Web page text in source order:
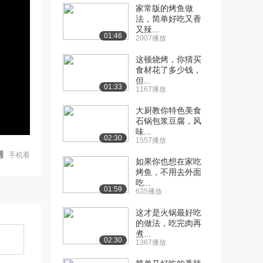
手机看
01:46
家常版的烤鱼做
法，简单好吃又香
又辣...
2007播放
01:33
这顿烧烤，你猜买
食材花了多少钱，
但...
1167播放
02:30
大厨教你特色美食
石锅包浆豆腐，风
味...
1557播放
01:59
如果你也想在家吃
烤鱼，不用去外面
吃...
635播放
02:30
这才是火锅最好吃
的做法，吃完肉再
煮...
1367播放